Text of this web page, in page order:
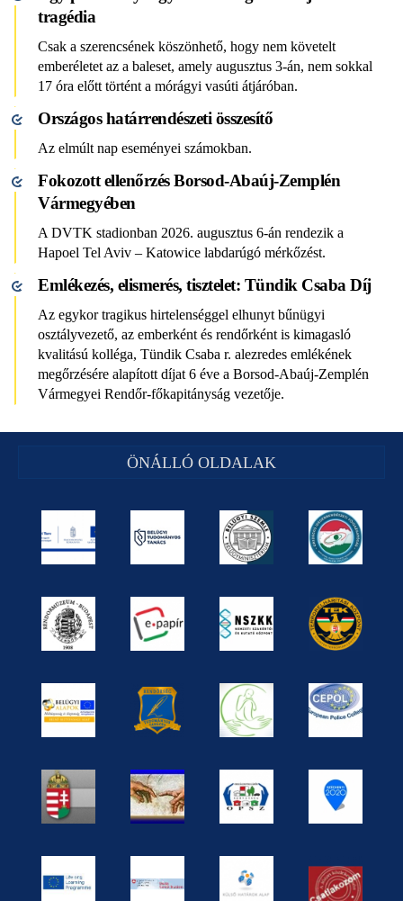
tragédia
Csak a szerencsének köszönhető, hogy nem követelt
emberéletet az a baleset, amely augusztus 3-án, nem sokkal
17 óra előtt történt a mórágyi vasúti átjáróban.
Országos határrendészeti összesítő
Az elmúlt nap eseményei számokban.
Fokozott ellenőrzés Borsod-Abaúj-Zemplén
Vármegyében
A DVTK stadionban 2026. augusztus 6-án rendezik a
Hapoel Tel Aviv – Katowice labdarúgó mérkőzést.
Emlékezés, elismerés, tisztelet: Tündik Csaba Díj
Az egykor tragikus hirtelenséggel elhunyt bűnügyi
osztályvezető, az emberként és rendőrként is kimagasló
kvalitású kolléga, Tündik Csaba r. alezredes emlékének
megőrzésére alapított díjat 6 éve a Borsod-Abaúj-Zemplén
Vármegyei Rendőr-főkapitányság vezetője.
ÖNÁLLÓ OLDALAK